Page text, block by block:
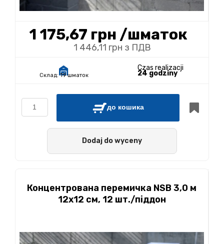
1 175,67 грн /шматок
1 446,11 грн з ПДВ
Склад: 19 шматок
Czas realizacji
24 godziny
до кошика
Dodaj do wyceny
Концентрована перемичка NSB 3,0 м
12х12 см, 12 шт./піддон